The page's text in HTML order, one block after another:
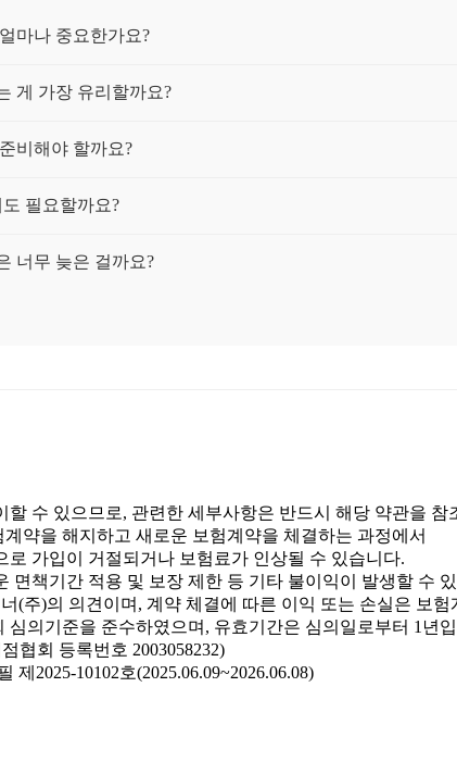
마나 중요한가요?
게 가장 유리할까요?
비해야 할까요?
필요할까요?
너무 늦은 걸까요?
과 무슨 관계가 있나요?
로 보장받을 수 있나요?
바로 간병비가 나오나요?
수 있으므로, 관련한 세부사항은 반드시 해당 약관을 참
약을 해지하고 새로운 보험계약을 체결하는 과정에서
가입이 거절되거나 보험료가 인상될 수 있습니다.
면책기간 적용 및 보장 제한 등 기타 불이익이 발생할 수
(주)의 의견이며, 계약 체결에 따른 이익 또는 손실은 보
의기준을 준수하였으며, 유효기간은 심의일로부터 1년
협회 등록번호 2003058232)
제2025-10102호(2025.06.09~2026.06.08)